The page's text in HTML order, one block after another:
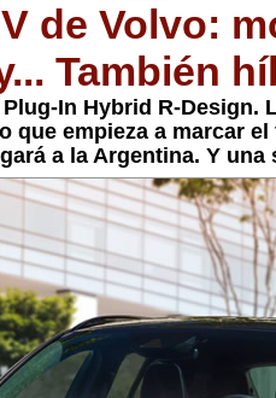
de Volvo:
También
In Hybrid R-Design.
que empieza a marcar el
a la Argentina. Y una